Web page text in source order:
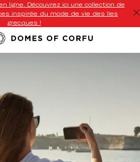
ligne. Découvrez ici une collection de
inspirée du mode de vie des îles
grecques !